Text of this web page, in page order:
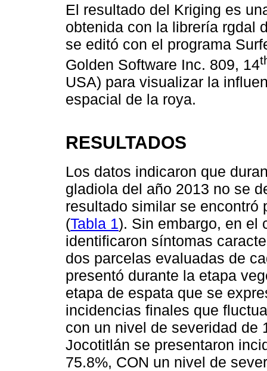
El resultado del Kriging es
obtenida con la librería rgdal
se editó con el programa
Golden Software Inc. 809, 14
USA) para visualizar la
espacial de la roya.
RESULTADOS
Los datos indicaron que
gladiola del año 2013 no se
resultado similar se encontró
(Tabla 1). Sin embargo, en el
identificaron síntomas
dos parcelas evaluadas de
presentó durante la etapa
etapa de espata que se
incidencias finales que
con un nivel de severidad de
Jocotitlán se presentaron
75.8%, CON un nivel de